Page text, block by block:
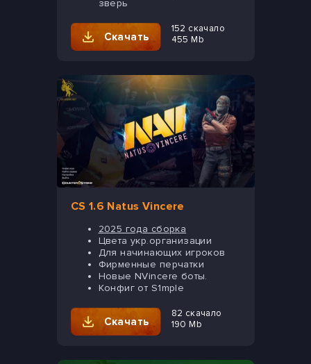
зверь
Скачать
152 скачало
455 Mb
СS 1.6 Natus Vincere
2025 года сборка
Цвета укр.организации
Для начинающих игроков
Фирменные перчатки
Новые NVincere боты.
Конфиг от S1mple
Скачать
82 скачало
190 Mb